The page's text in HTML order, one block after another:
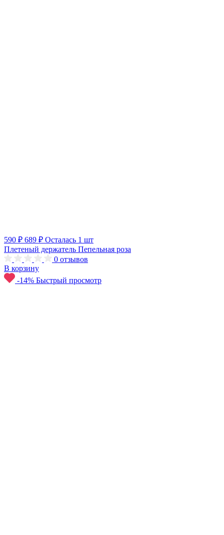
590 ₽ 689 ₽ Осталась 1 шт
Плетеный держатель Пепельная роза
0 отзывов
В корзину
-14% Быстрый просмотр